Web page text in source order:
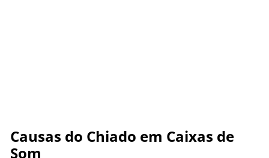
Causas do Chiado em Caixas de
Som